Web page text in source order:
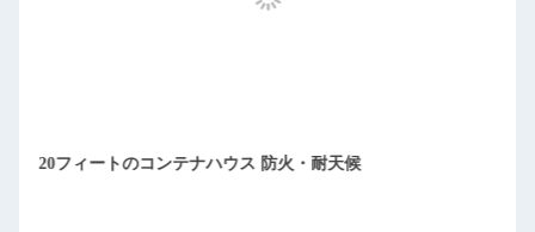
コンパクト 切り離せる プリファブ コンテナ の 家 清掃 が 簡